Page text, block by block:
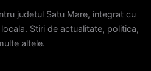
judetul Satu Mare, integrat cu
Stiri de actualitate, politica,
altele.